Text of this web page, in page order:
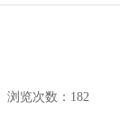
浏览次数： 182